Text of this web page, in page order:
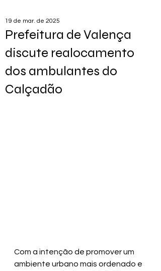
Prefeitura de Valença
discute realocamento
dos ambulantes do
Calçadão
19 de mar. de 2025
Com a intenção de promover um
ambiente urbano mais ordenado e